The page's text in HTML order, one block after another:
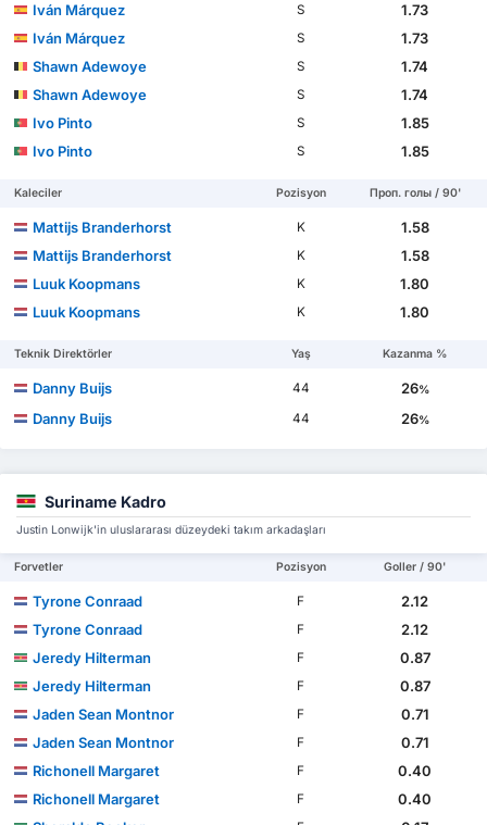
Iván Márquez
S
1.73
Iván Márquez
S
1.73
Shawn Adewoye
S
1.74
Shawn Adewoye
S
1.74
Ivo Pinto
S
1.85
Ivo Pinto
S 1.85
Kaleciler Pozisyon Проп. голы / 90'
Mattijs Branderhorst K
1.58
Mattijs Branderhorst
K
1.58
Luuk Koopmans
K
1.80
Luuk Koopmans
K 1.80
Teknik Direktörler Yaş Kazanma %
Danny Buijs 44 26%
Danny Buijs 44 26%
Suriname Kadro
Justin Lonwijk'in uluslararası düzeydeki takım arkadaşları
Forvetler Pozisyon Goller / 90'
Tyrone Conraad F
2.12
Tyrone Conraad
F
2.12
Jeredy Hilterman
F
0.87
Jeredy Hilterman
F
0.87
Jaden Sean Montnor
F
0.71
Jaden Sean Montnor
F
0.71
Richonell Margaret
F
0.40
Richonell Margaret
F
0.40